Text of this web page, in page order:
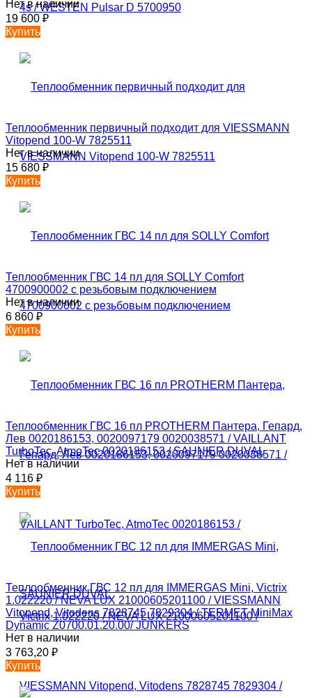
Нет в наличии
19 600 ₽
Купить
Теплообменник первичный подходит для VIESSMANN
Vitopend 100-W 7825511
Нет в наличии
15 680 ₽
Купить
Теплообменник ГВС 14 пл для SOLLY Comfort
4700900002 с резьбовым подключением
Нет в наличии
6 860 ₽
Купить
Теплообменник ГВС 16 пл PROTHERM Пантера, Гепард,
Лев 0020186153, 0020097179 0020038571 / VAILLANT
TurboTec, AtmoTec 0020186153 / SAUNIER DUVAL
Нет в наличии
4 116 ₽
Купить
Теплообменник ГВС 12 пл для IMMERGAS Mini, Victrix
1.022220 / NEVA LUX 21000605201100 / VIESSMANN
Vitopend, Vitodens 7828745 7829304 / TERMET MiniMax
Dynamic Z0700.01.20.00/ JUNKERS
Нет в наличии
3 763,20 ₽
Купить